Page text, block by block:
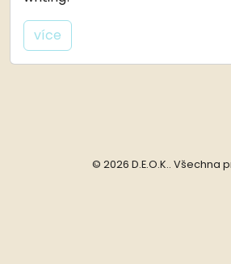
více
© 2026 D.E.O.K..